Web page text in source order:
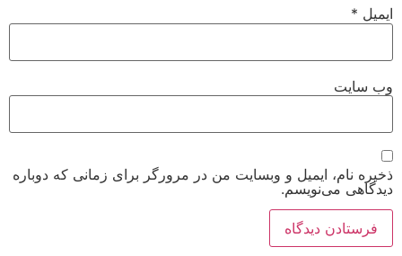
ایمیل *
وب‌ سایت
ذخیره نام، ایمیل و وبسایت من در مرورگر برای زمانی که دوباره
دیدگاهی می‌نویسم.